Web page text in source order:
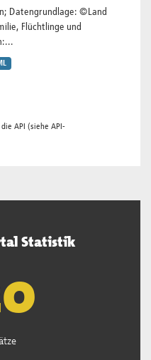
Datengrundlage: ©Land
Flüchtlinge und
API (siehe API-
Statistik